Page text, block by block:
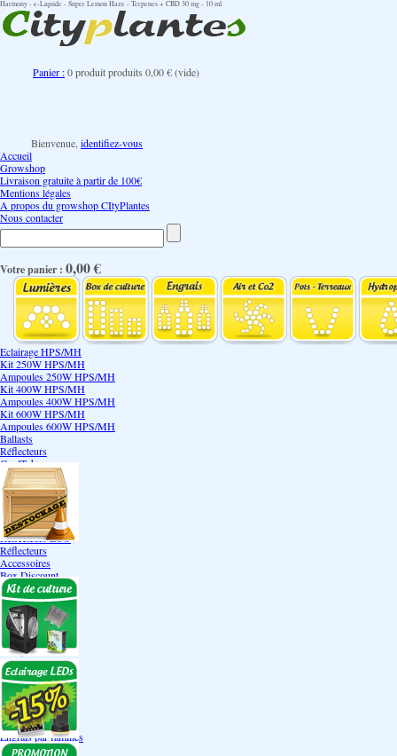
Harmony - e-Liquide - Super Lemon Haze - Terpenes + CBD 30 mg - 10 ml
Panier :0produitproduits 0,00 €(vide)
Bienvenue, identifiez-vous
Accueil
Growshop
Livraison gratuite à partir de 100€
Mentions légales
A propos du growshop CItyPlantes
Nous contacter
Votre panier : 0,00 €
Eclairage HPS/MH
Kit 250W HPS/MH
Ampoules 250W HPS/MH
Kit 400W HPS/MH
Ampoules 400W HPS/MH
Kit 600W HPS/MH
Ampoules 600W HPS/MH
Ballasts
Réflecteurs
CoolTube
Accessoires
Eclairages LEDs
Eclairages ECO
Kits ECO
Ampoules ECO
Réflecteurs ECO
Réflecteurs
Accessoires
Box Discount
Box par marque
Hortibox
Homebox
Dark Room II
GrowLab
Box par taille
Box 40 cm
Box 60 cm
Box 80-90 cm
Box 120 cm
Autres tailles Box
Box double étages
Engrais par familles
Engrais terre